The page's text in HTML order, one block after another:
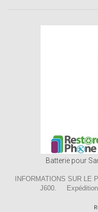
Batterie pour
INFORMATIONS SUR LE
J600. Expédition